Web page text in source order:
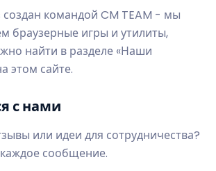
командой CM TEAM - мы
браузерные игры и утилиты,
найти в разделе «Наши
этом сайте.
с нами
или идеи для сотрудничества?
сообщение.